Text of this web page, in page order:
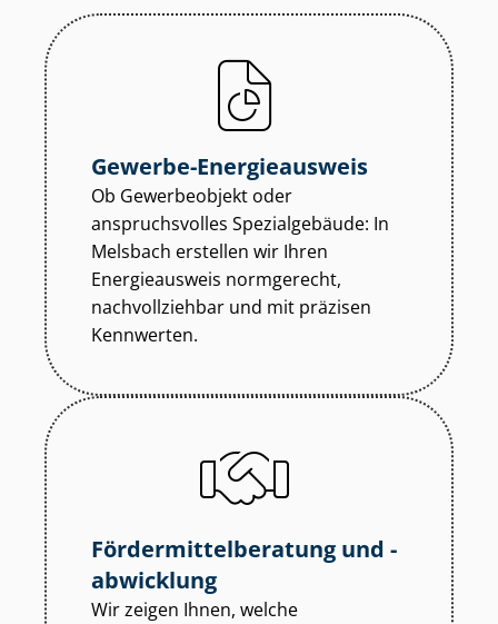
Gewerbe-Energieausweis
Ob Gewerbeobjekt oder
anspruchsvolles Spezialgebäude: In
Melsbach erstellen wir Ihren
Energieausweis normgerecht,
nachvollziehbar und mit präzisen
Kennwerten.
För­der­mit­tel­be­ra­tung und -
abwicklung
Wir zeigen Ihnen, welche